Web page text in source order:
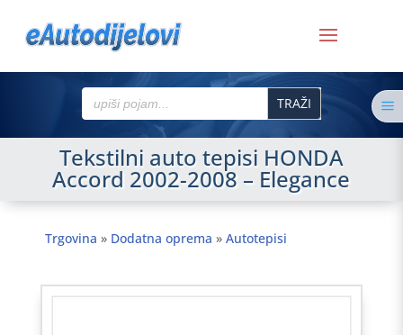
Search
for:
Tekstilni auto tepisi HONDA
Accord 2002-2008 – Elegance
Trgovina » Dodatna oprema » Autotepisi
a